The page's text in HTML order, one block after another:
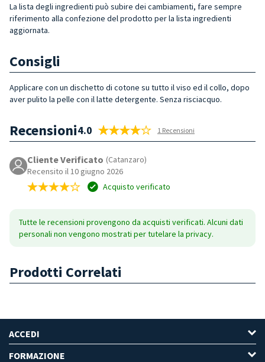
La lista degli ingredienti può subire dei cambiamenti, fare sempre
riferimento alla confezione del prodotto per la lista ingredienti
aggiornata.
Consigli
Applicare con un dischetto di cotone su tutto il viso ed il collo, dopo
aver pulito la pelle con il latte detergente. Senza risciacquo.
Recensioni4.0 1 Recensioni
Cliente Verificato (Catanzaro)
Recensito il 10 giugno 2026
Acquisto verificato
Tutte le recensioni provengono da acquisti verificati. Alcuni dati
personali non vengono mostrati per tutelare la privacy.
Prodotti Correlati
ACCEDI
FORMAZIONE